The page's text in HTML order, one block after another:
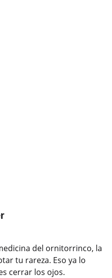
del ornitorrinco, la
tu rareza. Eso ya lo
cerrar los ojos.